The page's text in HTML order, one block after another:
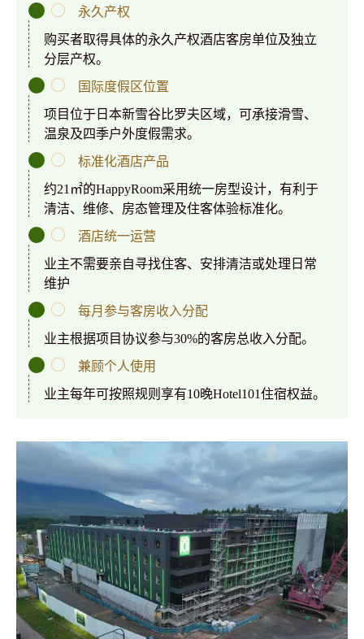
永久产权
购买者取得具体的永久产权酒店客房单位及独立
分层产权。
国际度假区位置
项目位于日本新雪谷比罗夫区域，可承接滑雪、
温泉及四季户外度假需求。
标准化酒店产品
约21㎡的HappyRoom采用统一房型设计，有利于
清洁、维修、房态管理及住客体验标准化。
酒店统一运营
业主不需要亲自寻找住客、安排清洁或处理日常
维护
每月参与客房收入分配
业主根据项目协议参与30%的客房总收入分配。
兼顾个人使用
业主每年可按照规则享有10晚Hotel101住宿权益。